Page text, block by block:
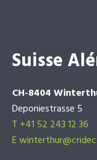
Suisse
CH-8404
Deponiestrasse 5
T +41 52 243 12 36
E